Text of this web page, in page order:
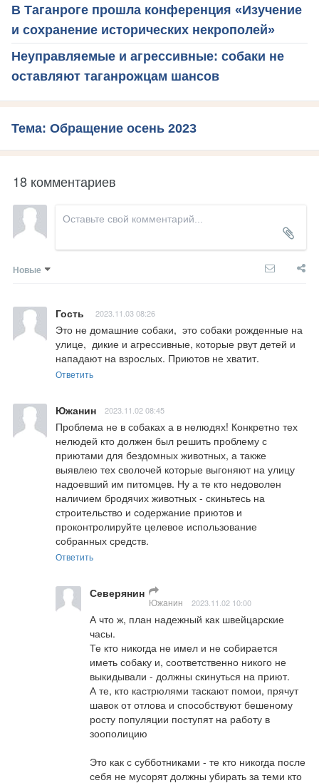
В Таганроге прошла конференция «Изучение
и сохранение исторических некрополей»
Неуправляемые и агрессивные: собаки не
оставляют таганрожцам шансов
Тема: Обращение осень 2023
18 комментариев
Новые
Гость 2023.11.03 08:26
Это не домашние собаки,  это собаки рожденные на
улице,  дикие и агрессивные, которые рвут детей и
нападают на взрослых. Приютов не хватит.
Ответить
Южанин 2023.11.02 08:45
Проблема не в собаках а в нелюдях! Конкретно тех
нелюдей кто должен был решить проблему с
приютами для бездомных животных, а также
выявлею тех сволочей которые выгоняют на улицу
надоевший им питомцев. Ну а те кто недоволен
наличием бродячих животных - скиньтесь на
строительство и содержание приютов и
проконтролируйте целевое использование
собранных средств.
Ответить
Северянин
Южанин 2023.11.02 10:00
А что ж, план надежный как швейцарские
часы.
Те кто никогда не имел и не собирается
иметь собаку и, соответственно никого не
выкидывали - должны скинуться на приют.
А те, кто кастрюлями таскают помои, прячут
шавок от отлова и способствуют бешеному
росту популяции поступят на работу в
зоополицию
Это как с субботниками - те кто никогда после
себя не мусорят должны убирать за теми кто